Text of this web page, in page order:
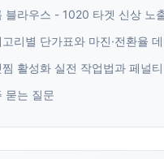
블라우스 - 1020 타겟 신상 노
고리별 단가표와 마진·전환율
찜 활성화 실전 작업법과 페널
묻는 질문